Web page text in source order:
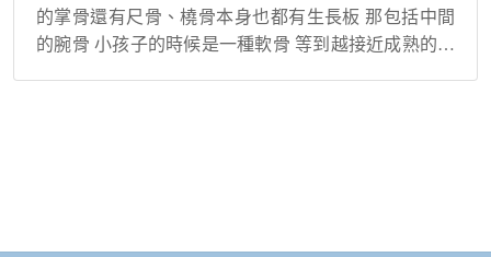
的掌骨還有尺骨、橈骨本身也都有生長板 那包括中間
的腕骨 小孩子的時候是一種軟骨 等到越接近成熟的時